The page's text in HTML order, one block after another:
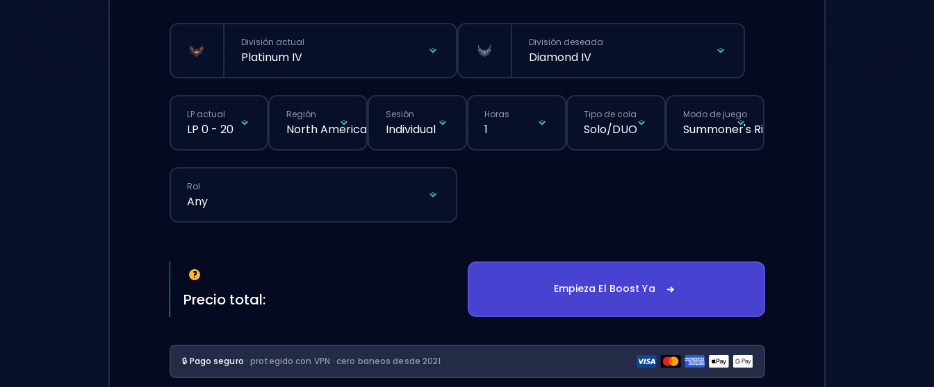
División actual
Platinum IV
División deseada
Diamond IV
LP actual
LP 0 - 20
Región
North America
Sesión
Individual
Horas
1
Tipo de cola
Solo/DUO
Modo de juego
Summoner's Rift
Rol
Any
Precio total:
Empieza El Boost Ya
🔒 Pago seguro · protegido con VPN · cero baneos desde 2021